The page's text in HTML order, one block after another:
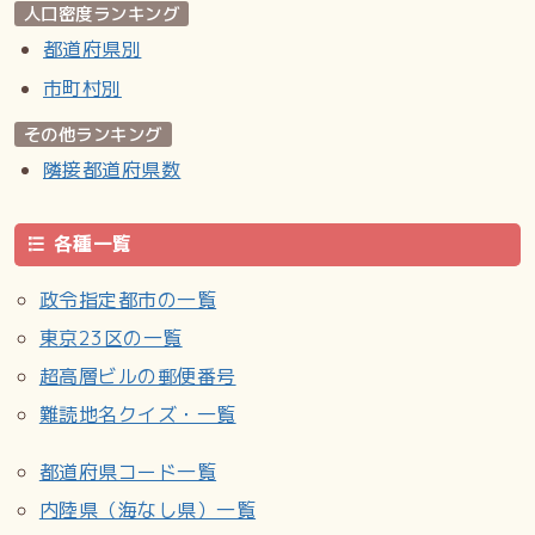
人口密度ランキング
都道府県別
市町村別
その他ランキング
隣接都道府県数
各種一覧
政令指定都市の一覧
東京23区の一覧
超高層ビルの郵便番号
難読地名クイズ・一覧
都道府県コード一覧
内陸県（海なし県）一覧